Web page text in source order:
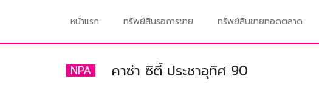
หน้าแรก ทรัพย์สินรอการขาย ทรัพย์สินขายทอดตลาด
NPA คาซ่า ซิตี้ ประชาอุทิศ 90